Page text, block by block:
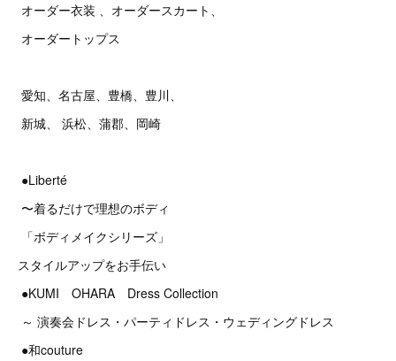
オーダー衣装 、オーダースカート、
オーダートップス
愛知、名古屋、豊橋、豊川、
新城、 浜松、蒲郡、岡崎
●Liberté
〜着るだけで理想のボディ
「ボディメイクシリーズ」
スタイルアップをお手伝い
●KUMI OHARA Dress Collection
～ 演奏会ドレス・パーティドレス・ウェディングドレス
●和couture